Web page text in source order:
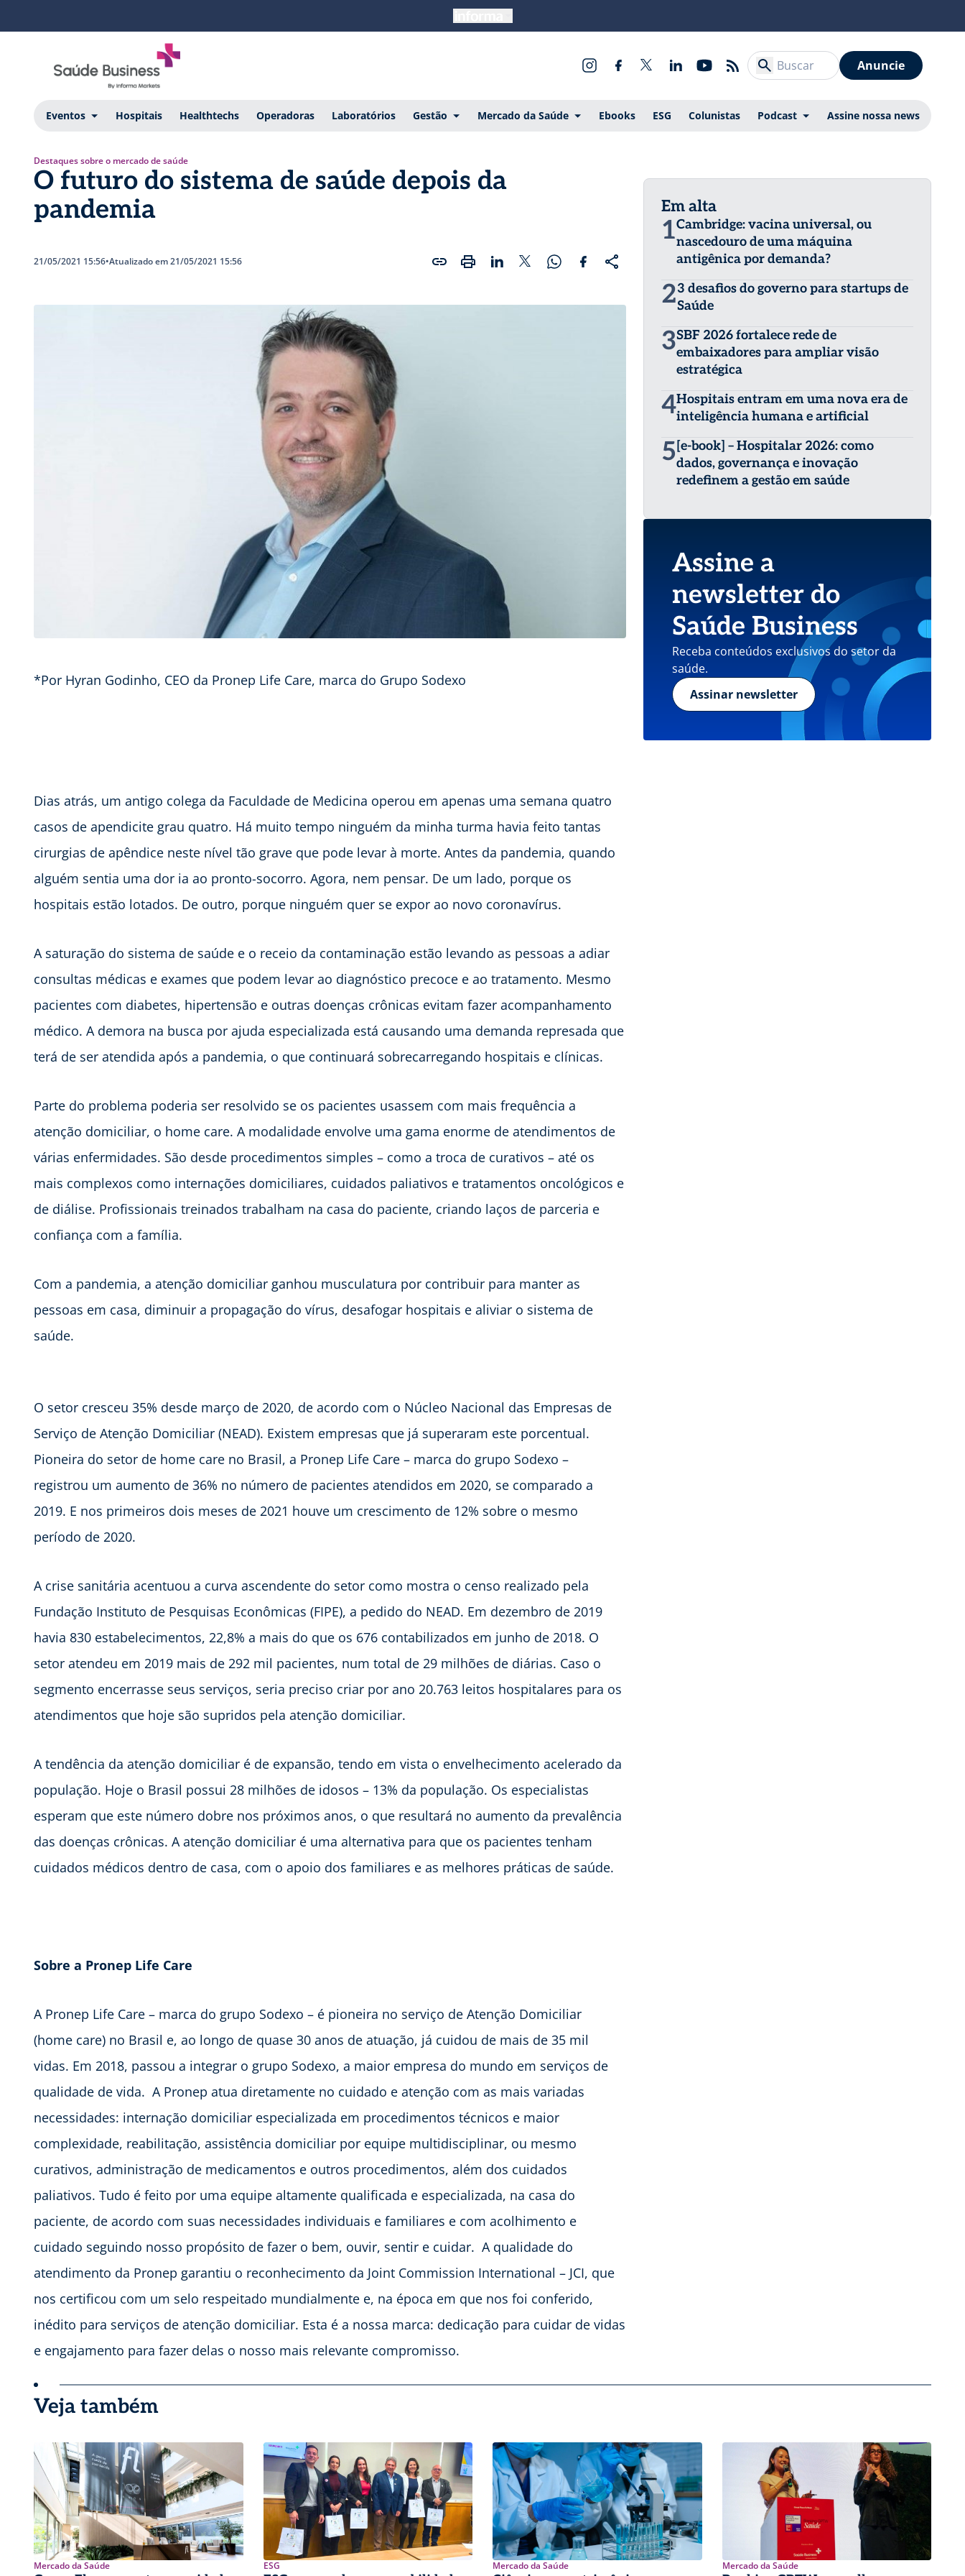
Anuncie
Eventos Hospitais Healthtechs Operadoras Laboratórios Gestão Mercado da Saúde Ebooks ESG Colunistas Podcast Assine nossa news
Destaques sobre o mercado de saúde
O futuro do sistema de saúde depois da
pandemia
21/05/2021 15:56•Atualizado em 21/05/2021 15:56
*Por Hyran Godinho, CEO da Pronep Life Care, marca do Grupo Sodexo
Dias atrás, um antigo colega da Faculdade de Medicina operou em apenas uma semana quatro
casos de apendicite grau quatro. Há muito tempo ninguém da minha turma havia feito tantas
cirurgias de apêndice neste nível tão grave que pode levar à morte. Antes da pandemia, quando
alguém sentia uma dor ia ao pronto-socorro. Agora, nem pensar. De um lado, porque os
hospitais estão lotados. De outro, porque ninguém quer se expor ao novo coronavírus.
A saturação do sistema de saúde e o receio da contaminação estão levando as pessoas a adiar
consultas médicas e exames que podem levar ao diagnóstico precoce e ao tratamento. Mesmo
pacientes com diabetes, hipertensão e outras doenças crônicas evitam fazer acompanhamento
médico. A demora na busca por ajuda especializada está causando uma demanda represada que
terá de ser atendida após a pandemia, o que continuará sobrecarregando hospitais e clínicas.
Parte do problema poderia ser resolvido se os pacientes usassem com mais frequência a
atenção domiciliar, o home care. A modalidade envolve uma gama enorme de atendimentos de
várias enfermidades. São desde procedimentos simples – como a troca de curativos – até os
mais complexos como internações domiciliares, cuidados paliativos e tratamentos oncológicos e
de diálise. Profissionais treinados trabalham na casa do paciente, criando laços de parceria e
confiança com a família.
Com a pandemia, a atenção domiciliar ganhou musculatura por contribuir para manter as
pessoas em casa, diminuir a propagação do vírus, desafogar hospitais e aliviar o sistema de
saúde.
O setor cresceu 35% desde março de 2020, de acordo com o Núcleo Nacional das Empresas de
Serviço de Atenção Domiciliar (NEAD). Existem empresas que já superaram este porcentual.
Pioneira do setor de home care no Brasil, a Pronep Life Care – marca do grupo Sodexo –
registrou um aumento de 36% no número de pacientes atendidos em 2020, se comparado a
2019. E nos primeiros dois meses de 2021 houve um crescimento de 12% sobre o mesmo
período de 2020.
A crise sanitária acentuou a curva ascendente do setor como mostra o censo realizado pela
Fundação Instituto de Pesquisas Econômicas (FIPE), a pedido do NEAD. Em dezembro de 2019
havia 830 estabelecimentos, 22,8% a mais do que os 676 contabilizados em junho de 2018. O
setor atendeu em 2019 mais de 292 mil pacientes, num total de 29 milhões de diárias. Caso o
segmento encerrasse seus serviços, seria preciso criar por ano 20.763 leitos hospitalares para os
atendimentos que hoje são supridos pela atenção domiciliar.
A tendência da atenção domiciliar é de expansão, tendo em vista o envelhecimento acelerado da
população. Hoje o Brasil possui 28 milhões de idosos – 13% da população. Os especialistas
esperam que este número dobre nos próximos anos, o que resultará no aumento da prevalência
das doenças crônicas. A atenção domiciliar é uma alternativa para que os pacientes tenham
cuidados médicos dentro de casa, com o apoio dos familiares e as melhores práticas de saúde.
Sobre a Pronep Life Care
A Pronep Life Care – marca do grupo Sodexo – é pioneira no serviço de Atenção Domiciliar
(home care) no Brasil e, ao longo de quase 30 anos de atuação, já cuidou de mais de 35 mil
vidas. Em 2018, passou a integrar o grupo Sodexo, a maior empresa do mundo em serviços de
qualidade de vida. A Pronep atua diretamente no cuidado e atenção com as mais variadas
necessidades: internação domiciliar especializada em procedimentos técnicos e maior
complexidade, reabilitação, assistência domiciliar por equipe multidisciplinar, ou mesmo
curativos, administração de medicamentos e outros procedimentos, além dos cuidados
paliativos. Tudo é feito por uma equipe altamente qualificada e especializada, na casa do
paciente, de acordo com suas necessidades individuais e familiares e com acolhimento e
cuidado seguindo nosso propósito de fazer o bem, ouvir, sentir e cuidar. A qualidade do
atendimento da Pronep garantiu o reconhecimento da Joint Commission International – JCI, que
nos certificou com um selo respeitado mundialmente e, na época em que nos foi conferido,
inédito para serviços de atenção domiciliar. Esta é a nossa marca: dedicação para cuidar de vidas
e engajamento para fazer delas o nosso mais relevante compromisso.
Em alta
1Cambridge: vacina universal, ou
nascedouro de uma máquina
antigênica por demanda?
23 desafios do governo para startups de
Saúde
3SBF 2026 fortalece rede de
embaixadores para ampliar visão
estratégica
4Hospitais entram em uma nova era de
inteligência humana e artificial
5 [e-book] – Hospitalar 2026: como
dados, governança e inovação
redefinem a gestão em saúde
Assine a
newsletter do
Saúde Business
Receba conteúdos exclusivos do setor da
saúde.
Assinar newsletter
Veja também
Mercado da Saúde ESG Mercado da Saúde Mercado da Saúde